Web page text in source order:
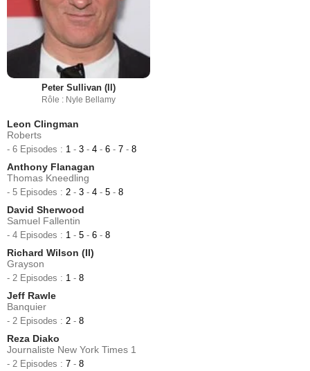
Peter Sullivan (II)
Rôle : Nyle Bellamy
Leon Clingman
Roberts
- 6 Episodes : 1 - 3 - 4 - 6 - 7 - 8
Anthony Flanagan
Thomas Kneedling
- 5 Episodes : 2 - 3 - 4 - 5 - 8
David Sherwood
Samuel Fallentin
- 4 Episodes : 1 - 5 - 6 - 8
Richard Wilson (II)
Grayson
- 2 Episodes : 1 - 8
Jeff Rawle
Banquier
- 2 Episodes : 2 - 8
Reza Diako
Journaliste New York Times 1
- 2 Episodes : 7 - 8